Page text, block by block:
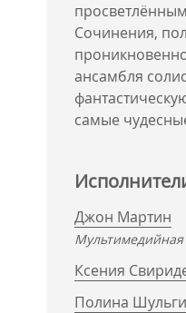
Сочинения,
ансамбля
самые
Джон Мартин
Ксения
Полина